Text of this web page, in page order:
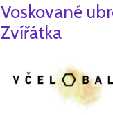
Voskované
Zvířátka
byla:
348
Voskované
ubrousky